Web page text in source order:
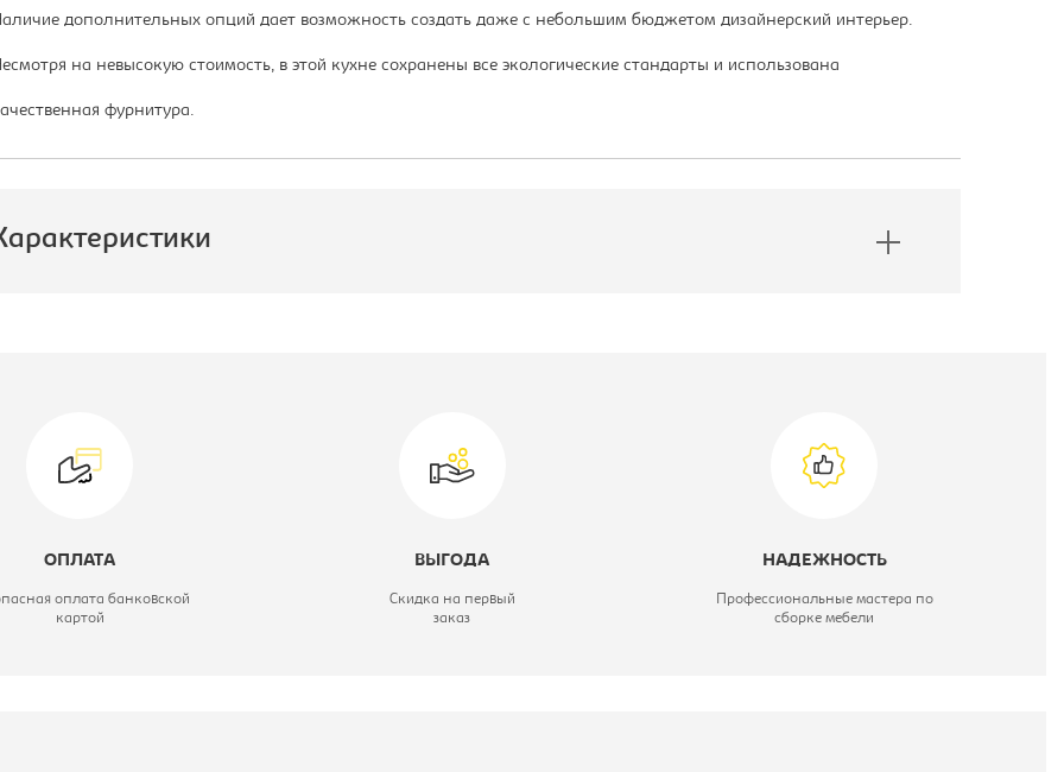
дополнительных опций дает возможность создать даже с небольшим бюджетом дизайнерский интерьер.
на невысокую стоимость, в этой кухне сохранены все экологические стандарты и использована
фурнитура.
ОПЛАТА
оплата банковской
картой
ВЫГОДА
Скидка на первый
заказ
НАДЕЖНОСТЬ
Профессиональные мастера по
сборке мебели